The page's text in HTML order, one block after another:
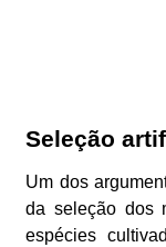
Seleção
Um dos
da seleção dos
espécies